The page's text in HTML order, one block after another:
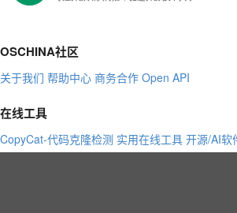
OSCHINA社区
关于我们 帮助中心 商务合作 Open API
在线工具
CopyCat-代码克隆检测 实用在线工具 开源/AI软